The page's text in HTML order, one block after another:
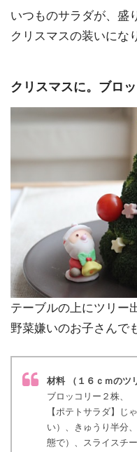
いつものサラダが、盛
クリスマスの装いにな
クリスマスに。ブロ
テーブルの上にツリー
野菜嫌いのお子さんで
材料 （１６ｃｍのツ
ブロッコリー２株、
【ポテトサラダ】じ
い）、きゅうり半分
態で）、スライスチ